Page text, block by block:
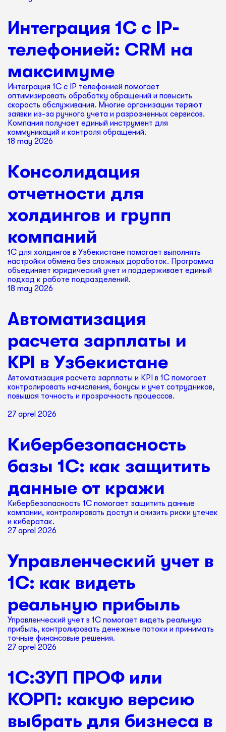
Интеграция 1С с IP-
телефонией: CRM на
максимуме
Интеграция 1С с IP телефонией помогает
оптимизировать обработку обращений и повысить
скорость обслуживания. Многие организации теряют
заявки из-за ручного учета и разрозненных сервисов.
Компания получает единый инструмент для
коммуникаций и контроля обращений.
18 may 2026
Консолидация
отчетности для
холдингов и групп
компаний
1С для холдингов в Узбекистане помогает выполнять
настройки обмена без сложных доработок. Программа
объединяет юридический учет и поддерживает единый
подход к работе подразделений.
18 may 2026
Автоматизация
расчета зарплаты и
KPI в Узбекистане
Автоматизация расчета зарплаты и KPI в 1С помогает
контролировать начисления, бонусы и учет сотрудников,
повышая точность и прозрачность процессов.
27 aprel 2026
Кибербезопасность
базы 1С: как защитить
данные от кражи
Кибербезопасность 1С помогает защитить данные
компании, контролировать доступ и снизить риски утечек
и кибератак.
27 aprel 2026
Управленческий учет в
1С: как видеть
реальную прибыль
Управленческий учет в 1С помогает видеть реальную
прибыль, контролировать денежные потоки и принимать
точные финансовые решения.
27 aprel 2026
1С:ЗУП ПРОФ или
КОРП: какую версию
выбрать для бизнеса в